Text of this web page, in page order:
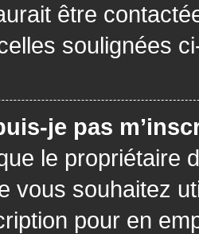
être
soulignées
je pas
le propriétaire
vous souhaitez
pour en